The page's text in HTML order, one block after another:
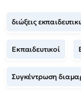
διώξεις
Εκπαιδευτικοί
Συγκέντρωση